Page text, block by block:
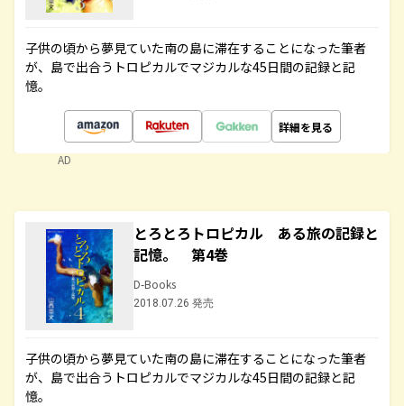
子供の頃から夢見ていた南の島に滞在することになった筆者
が、島で出合うトロピカルでマジカルな45日間の記録と記
憶。
詳細を見る
AD
とろとろトロピカル ある旅の記録と
記憶。 第4巻
D-Books
2018.07.26 発売
子供の頃から夢見ていた南の島に滞在することになった筆者
が、島で出合うトロピカルでマジカルな45日間の記録と記
憶。